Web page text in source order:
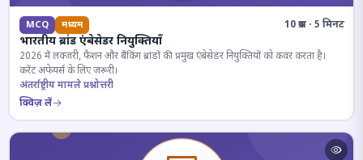
MCQ मध्यम 10 प्रश्न · 5 मिनट
भारतीय ब्रांड एंबेसेडर नियुक्तियाँ
2026 में लक्जरी, फैशन और बैंकिंग ब्रांडों की प्रमुख एंबेसेडर नियुक्तियों को कवर करता है।
करेंट अफेयर्स के लिए जरूरी।
अंतर्राष्ट्रीय मामले प्रश्नोत्तरी
क्विज़ लें